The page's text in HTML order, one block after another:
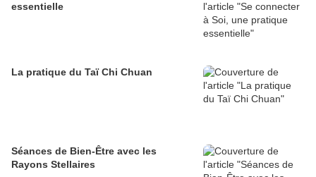
essentielle
La pratique du Taï Chi Chuan
Séances de Bien-Être avec les
Rayons Stellaires